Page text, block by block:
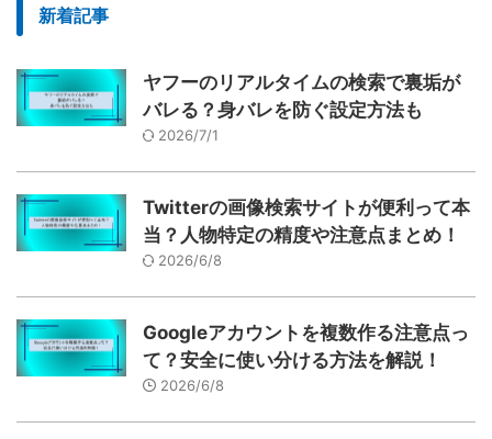
新着記事
ヤフーのリアルタイムの検索で裏垢が
バレる？身バレを防ぐ設定方法も
2026/7/1
Twitterの画像検索サイトが便利って本
当？人物特定の精度や注意点まとめ！
2026/6/8
Googleアカウントを複数作る注意点っ
て？安全に使い分ける方法を解説！
2026/6/8